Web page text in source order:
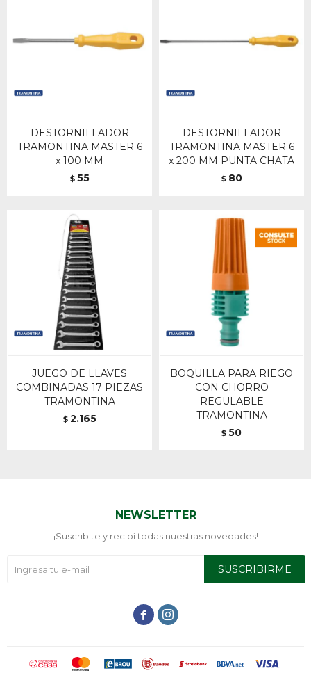
DESTORNILLADOR
TRAMONTINA MASTER 6
x 100 MM
$ 55
DESTORNILLADOR
TRAMONTINA MASTER 6
x 200 MM PUNTA CHATA
$ 80
JUEGO DE LLAVES
COMBINADAS 17 PIEZAS
TRAMONTINA
$ 2.165
BOQUILLA PARA RIEGO
CON CHORRO
REGULABLE
TRAMONTINA
$ 50
NEWSLETTER
¡Suscribite y recibí todas nuestras novedades!
SUSCRIBIRME
 